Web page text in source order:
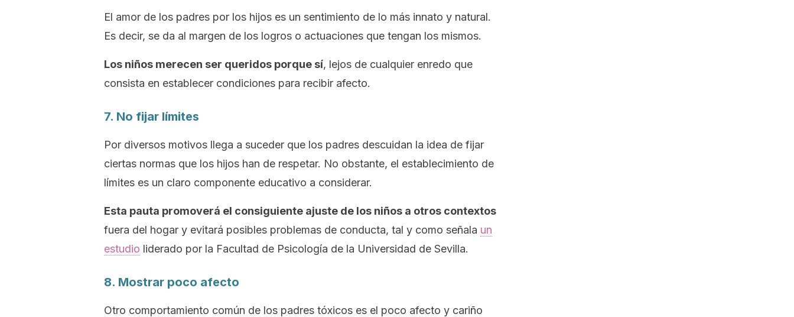
El amor de los padres por los hijos es un sentimiento de lo más innato y natural.
Es decir, se da al margen de los logros o actuaciones que tengan los mismos.
Los niños merecen ser queridos porque sí, lejos de cualquier enredo que
consista en establecer condiciones para recibir afecto.
7. No fijar límites
Por diversos motivos llega a suceder que los padres descuidan la idea de fijar
ciertas normas que los hijos han de respetar. No obstante, el establecimiento de
límites es un claro componente educativo a considerar.
Esta pauta promoverá el consiguiente ajuste de los niños a otros contextos
fuera del hogar y evitará posibles problemas de conducta, tal y como señala un
estudio liderado por la Facultad de Psicología de la Universidad de Sevilla.
8. Mostrar poco afecto
Otro comportamiento común de los padres tóxicos es el poco afecto y cariño